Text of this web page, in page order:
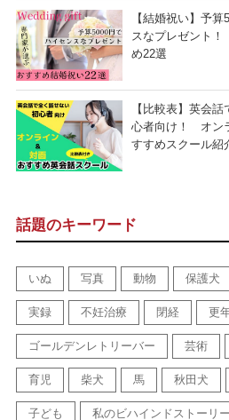
【結婚祝い】予
スなプレゼント
め22選
【比較表】英会
心者向け！ オン
すすめスクール紹
話題のキーワード
いぬ 写真 動物 保護犬
実録 不妊治療 閉経 更
ゴールデンレトリーバー 芸術
育児 柴犬 馬 秋田犬
子ども 私のビハインドストーリー